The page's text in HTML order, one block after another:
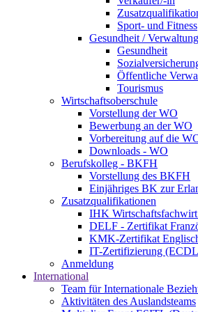
Sport- und Fitness
Gesundheit /
Gesundheit
Öffentliche
Tourismus
Wirtschaftsoberschule
Vorstellung der WO
Bewerbung an der WO
Vorbereitung auf die
Downloads - WO
Berufskolleg - BKFH
Vorstellung des BKFH
Einjähriges BK zur
Zusatzqualifikationen
IHK Wirtschaftsfachwirt
DELF - Zertifikat
KMK-Zertifikat
IT-Zertifizierung
Anmeldung
International
Team für Internationale
Aktivitäten des Auslandsteams